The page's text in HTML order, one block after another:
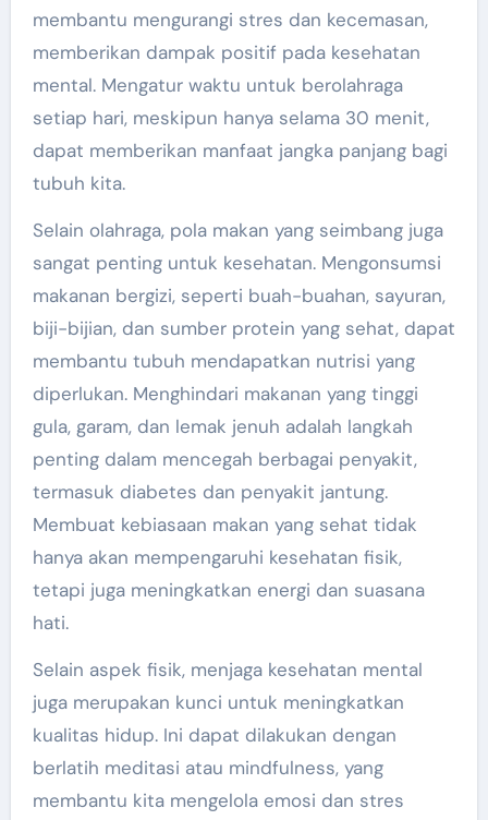
membantu mengurangi stres dan kecemasan,
memberikan dampak positif pada kesehatan
mental. Mengatur waktu untuk berolahraga
setiap hari, meskipun hanya selama 30 menit,
dapat memberikan manfaat jangka panjang bagi
tubuh kita.
Selain olahraga, pola makan yang seimbang juga
sangat penting untuk kesehatan. Mengonsumsi
makanan bergizi, seperti buah-buahan, sayuran,
biji-bijian, dan sumber protein yang sehat, dapat
membantu tubuh mendapatkan nutrisi yang
diperlukan. Menghindari makanan yang tinggi
gula, garam, dan lemak jenuh adalah langkah
penting dalam mencegah berbagai penyakit,
termasuk diabetes dan penyakit jantung.
Membuat kebiasaan makan yang sehat tidak
hanya akan mempengaruhi kesehatan fisik,
tetapi juga meningkatkan energi dan suasana
hati.
Selain aspek fisik, menjaga kesehatan mental
juga merupakan kunci untuk meningkatkan
kualitas hidup. Ini dapat dilakukan dengan
berlatih meditasi atau mindfulness, yang
membantu kita mengelola emosi dan stres